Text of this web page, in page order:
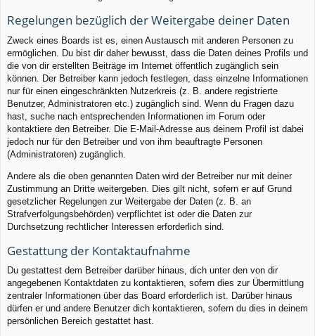
Regelungen bezüglich der Weitergabe deiner Daten
Zweck eines Boards ist es, einen Austausch mit anderen Personen zu
ermöglichen. Du bist dir daher bewusst, dass die Daten deines Profils und
die von dir erstellten Beiträge im Internet öffentlich zugänglich sein
können. Der Betreiber kann jedoch festlegen, dass einzelne Informationen
nur für einen eingeschränkten Nutzerkreis (z. B. andere registrierte
Benutzer, Administratoren etc.) zugänglich sind. Wenn du Fragen dazu
hast, suche nach entsprechenden Informationen im Forum oder
kontaktiere den Betreiber. Die E-Mail-Adresse aus deinem Profil ist dabei
jedoch nur für den Betreiber und von ihm beauftragte Personen
(Administratoren) zugänglich.
Andere als die oben genannten Daten wird der Betreiber nur mit deiner
Zustimmung an Dritte weitergeben. Dies gilt nicht, sofern er auf Grund
gesetzlicher Regelungen zur Weitergabe der Daten (z. B. an
Strafverfolgungsbehörden) verpflichtet ist oder die Daten zur
Durchsetzung rechtlicher Interessen erforderlich sind.
Gestattung der Kontaktaufnahme
Du gestattest dem Betreiber darüber hinaus, dich unter den von dir
angegebenen Kontaktdaten zu kontaktieren, sofern dies zur Übermittlung
zentraler Informationen über das Board erforderlich ist. Darüber hinaus
dürfen er und andere Benutzer dich kontaktieren, sofern du dies in deinem
persönlichen Bereich gestattet hast.